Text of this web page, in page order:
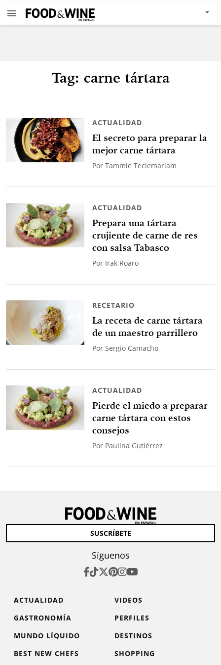
Tag: carne tártara
ACTUALIDAD
El secreto para preparar la
mejor carne tártara
Por Tammie Teclemariam
ACTUALIDAD
Prepara una tártara
crujiente de carne de res
con salsa Tabasco
Por Irak Roaro
RECETARIO
La receta de carne tártara
de un maestro parrillero
Por Sergio Camacho
ACTUALIDAD
Pierde el miedo a preparar
carne tártara con estos
consejos
Por Paulina Gutiérrez
SUSCRÍBETE
Síguenos
ACTUALIDAD
VIDEOS
GASTRONOMÍA
PERFILES
MUNDO LÍQUIDO
DESTINOS
BEST NEW CHEFS
SHOPPING